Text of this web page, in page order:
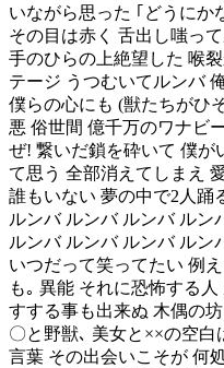
いながら思った ｢どうにか
その目は赤く 舌出し嗤っ
手のひらの上絶望した 喉
テージ うつむいてルンバ
僕らの心にも (獣たちがひ
悪 俗世間 億千万のワナビ
ぜ! 繋いだ鎖を砕いて 僕が
て思う 全部消えてしまえ
誰もいない 夢の中で2人踊
ルンバ ルンバ ルンバ ルン
ルンバ ルンバ ルンバ ルン
いつだって笑ってたい 例
も｡ 異能 それに恐怖する
すする事も出来ぬ 木偶の
〇と野獣､ 美女と××の空
言葉 その出会いこそが 何